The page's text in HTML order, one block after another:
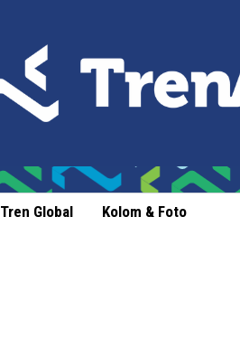
Tren Global Kolom & Foto